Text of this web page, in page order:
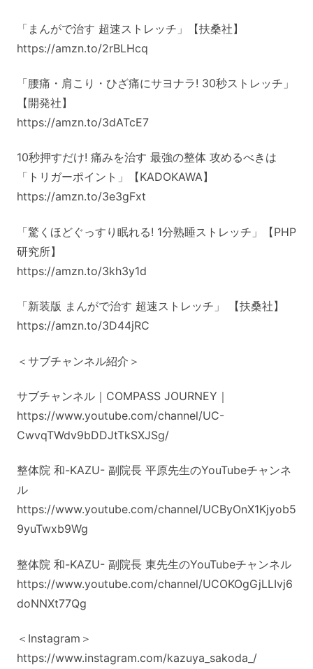
「まんがで治す 超速ストレッチ」【扶桑社】
https://amzn.to/2rBLHcq
「腰痛・肩こり・ひざ痛にサヨナラ! 30秒ストレッチ」
【開発社】
https://amzn.to/3dATcE7
10秒押すだけ! 痛みを治す 最強の整体 攻めるべきは
「トリガーポイント」【KADOKAWA】
https://amzn.to/3e3gFxt
「驚くほどぐっすり眠れる! 1分熟睡ストレッチ」【PHP
研究所】
https://amzn.to/3kh3y1d
「新装版 まんがで治す 超速ストレッチ」 【扶桑社】
https://amzn.to/3D44jRC
＜サブチャンネル紹介＞
サブチャンネル｜COMPASS JOURNEY｜
https://www.youtube.com/channel/UC-
CwvqTWdv9bDDJtTkSXJSg/
整体院 和-KAZU- 副院長 平原先生のYouTubeチャンネ
ル
https://www.youtube.com/channel/UCByOnX1Kjyob5
9yuTwxb9Wg
整体院 和-KAZU- 副院長 東先生のYouTubeチャンネル
https://www.youtube.com/channel/UCOKOgGjLLIvj6
doNNXt77Qg
＜Instagram＞
https://www.instagram.com/kazuya_sakoda_/